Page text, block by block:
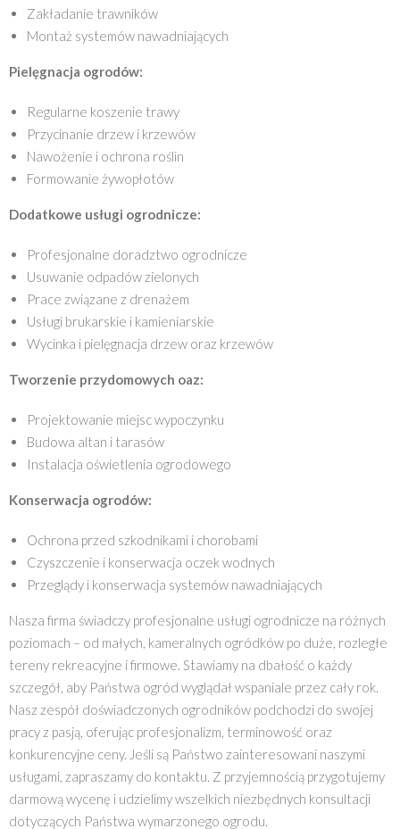
Zakładanie trawników
Montaż systemów nawadniających
Pielęgnacja ogrodów:
Regularne koszenie trawy
Przycinanie drzew i krzewów
Nawożenie i ochrona roślin
Formowanie żywopłotów
Dodatkowe usługi ogrodnicze:
Profesjonalne doradztwo ogrodnicze
Usuwanie odpadów zielonych
Prace związane z drenażem
Usługi brukarskie i kamieniarskie
Wycinka i pielęgnacja drzew oraz krzewów
Tworzenie przydomowych oaz:
Projektowanie miejsc wypoczynku
Budowa altan i tarasów
Instalacja oświetlenia ogrodowego
Konserwacja ogrodów:
Ochrona przed szkodnikami i chorobami
Czyszczenie i konserwacja oczek wodnych
Przeglądy i konserwacja systemów nawadniających
Nasza firma świadczy profesjonalne usługi ogrodnicze na różnych
poziomach – od małych, kameralnych ogródków po duże, rozległe
tereny rekreacyjne i firmowe. Stawiamy na dbałość o każdy
szczegół, aby Państwa ogród wyglądał wspaniale przez cały rok.
Nasz zespół doświadczonych ogrodników podchodzi do swojej
pracy z pasją, oferując profesjonalizm, terminowość oraz
konkurencyjne ceny. Jeśli są Państwo zainteresowani naszymi
usługami, zapraszamy do kontaktu. Z przyjemnością przygotujemy
darmową wycenę i udzielimy wszelkich niezbędnych konsultacji
dotyczących Państwa wymarzonego ogrodu.